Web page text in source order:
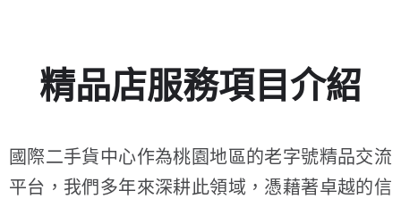
精品店服務項目介紹
國際二手貨中心作為桃園地區的老字號精品交流
平台，我們多年來深耕此領域，憑藉著卓越的信